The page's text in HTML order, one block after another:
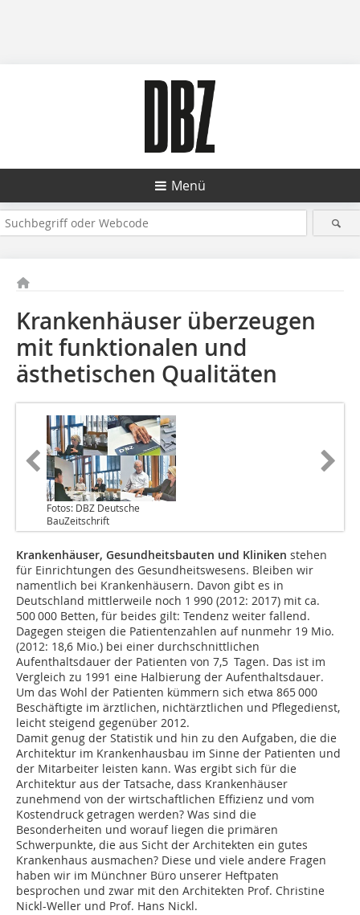
Menü
Krankenhäuser überzeugen
mit funktionalen und
ästhetischen Qualitäten
Fotos: DBZ Deutsche
BauZeitschrift
Krankenhäuser, Gesundheitsbauten und Kliniken stehen
für Einrichtungen des Gesundheitswesens. Bleiben wir
namentlich bei Krankenhäusern. Davon gibt es in
Deutschland mittlerweile noch 1 990 (2012: 2017) mit ca.
500 000 Betten, für beides gilt: Tendenz weiter fallend.
Dagegen steigen die Patientenzahlen auf nunmehr 19 Mio.
(2012: 18,6 Mio.) bei einer durchschnittlichen
Aufenthaltsdauer der Patienten von 7,5 Tagen. Das ist im
Vergleich zu 1991 eine Halbierung der Aufenthaltsdauer.
Um das Wohl der Patienten kümmern sich etwa 865 000
Beschäftigte im ärztlichen, nichtärztlichen und Pflegedienst,
leicht steigend gegenüber 2012.
Damit genug der Statistik und hin zu den Aufgaben, die die
Architektur im Krankenhausbau im Sinne der Patienten und
der Mitarbeiter leisten kann. Was ergibt sich für die
Architektur aus der Tatsache, dass Krankenhäuser
zunehmend von der wirtschaftlichen Effizienz und vom
Kostendruck getragen werden? Was sind die
Besonderheiten und worauf liegen die primären
Schwerpunkte, die aus Sicht der Architekten ein gutes
Krankenhaus ausmachen? Diese und viele andere Fragen
haben wir im Münchner Büro unserer Heftpaten
besprochen und zwar mit den Architekten Prof. Christine
Nickl-Weller und Prof. Hans Nickl.